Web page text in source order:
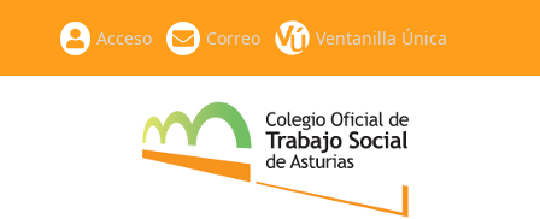
Acceso Correo Ventanilla Única